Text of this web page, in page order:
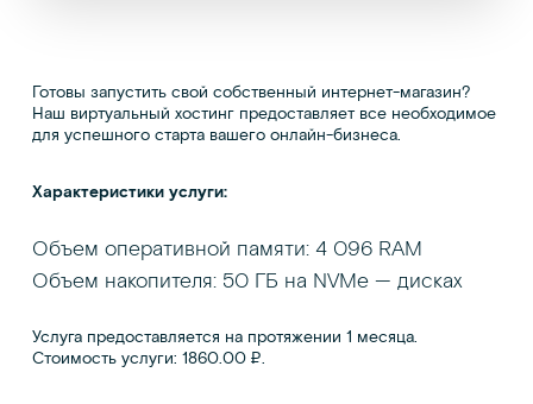
Готовы запустить свой собственный интернет-магазин?
Наш виртуальный хостинг предоставляет все необходимое
для успешного старта вашего онлайн-бизнеса.
Характеристики услуги:
Объем оперативной памяти: 4 096 RAM
Объем накопителя: 50 ГБ на NVMe — дисках
Услуга предоставляется на протяжении 1 месяца.
Стоимость услуги: 1860.00 ₽.